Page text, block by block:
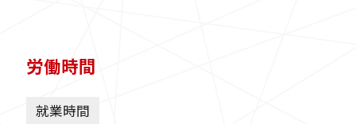
労働時間
就業時間